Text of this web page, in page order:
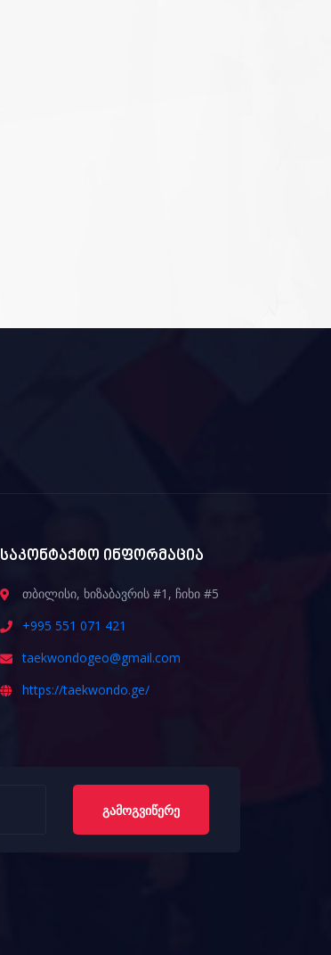
საკონტაქტო ინფორმაცია
თბილისი, ხიზაბავრის #1, ჩიხი #5
+995 551 071 421
taekwondogeo@gmail.com
https://taekwondo.ge/
ᲒᲐᲛᲝᲒᲕᲘᲬᲔᲠᲔ